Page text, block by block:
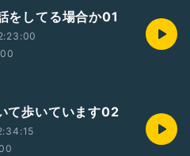
をしてる場合か01
て歩いています02